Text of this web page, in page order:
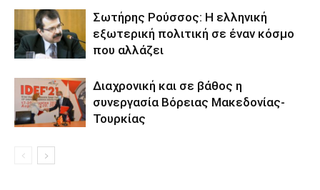
Σωτήρης Ρούσσος: Η ελληνική
εξωτερική πολιτική σε έναν κόσμο
που αλλάζει
Διαχρονική και σε βάθος η
συνεργασία Βόρειας Μακεδονίας-
Τουρκίας